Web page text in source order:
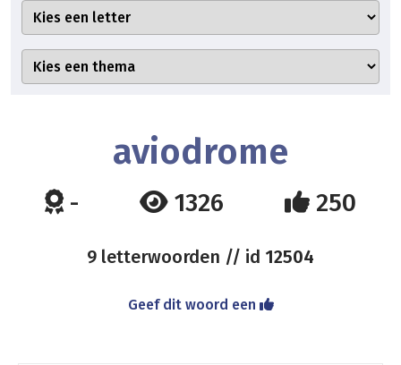
aviodrome
- 1326 250
9 letterwoorden // id 12504
Geef dit woord een